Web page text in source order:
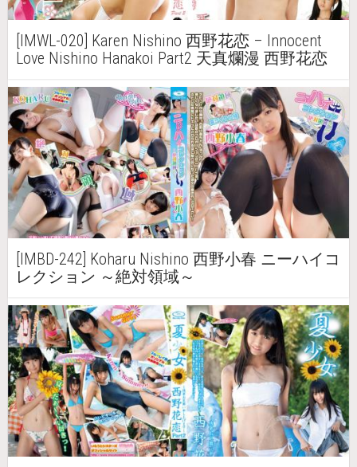
[IMWL-020] Karen Nishino 西野花恋 – Innocent
Love Nishino Hanakoi Part2 天真爛漫 西野花恋
[IMBD-242] Koharu Nishino 西野小春 ニーハイコ
レクション ～絶対領域～